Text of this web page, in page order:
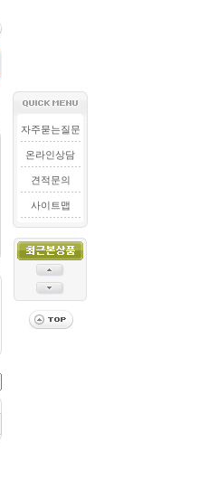
자주묻는질문
온라인상담
견적문의
사이트맵